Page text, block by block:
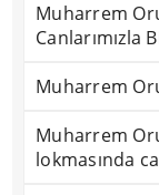
Muharrem
Canlarımızla
Muharrem
Muharrem
lokmasında